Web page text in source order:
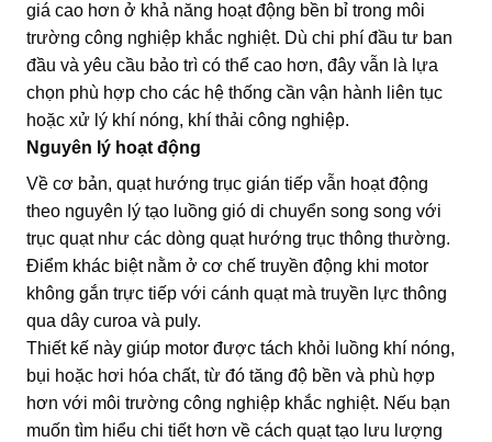
giá cao hơn ở khả năng hoạt động bền bỉ trong môi
trường công nghiệp khắc nghiệt. Dù chi phí đầu tư ban
đầu và yêu cầu bảo trì có thể cao hơn, đây vẫn là lựa
chọn phù hợp cho các hệ thống cần vận hành liên tục
hoặc xử lý khí nóng, khí thải công nghiệp.
Nguyên lý hoạt động
Về cơ bản, quạt hướng trục gián tiếp vẫn hoạt động
theo nguyên lý tạo luồng gió di chuyển song song với
trục quạt như các dòng quạt hướng trục thông thường.
Điểm khác biệt nằm ở cơ chế truyền động khi motor
không gắn trực tiếp với cánh quạt mà truyền lực thông
qua dây curoa và puly.
Thiết kế này giúp motor được tách khỏi luồng khí nóng,
bụi hoặc hơi hóa chất, từ đó tăng độ bền và phù hợp
hơn với môi trường công nghiệp khắc nghiệt. Nếu bạn
muốn tìm hiểu chi tiết hơn về cách quạt tạo lưu lượng